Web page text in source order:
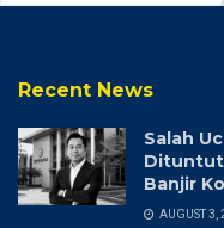
Recent News
Salah
Dituntut
Banjir
AUGUST 3,